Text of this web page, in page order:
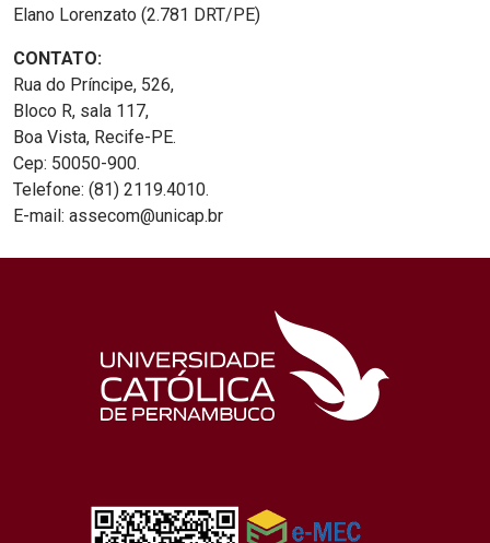
Elano Lorenzato (2.781 DRT/PE)
CONTATO:
Rua do Príncipe, 526,
Bloco R, sala 117,
Boa Vista, Recife-PE.
Cep: 50050-900.
Telefone: (81) 2119.4010.
E-mail: assecom@unicap.br